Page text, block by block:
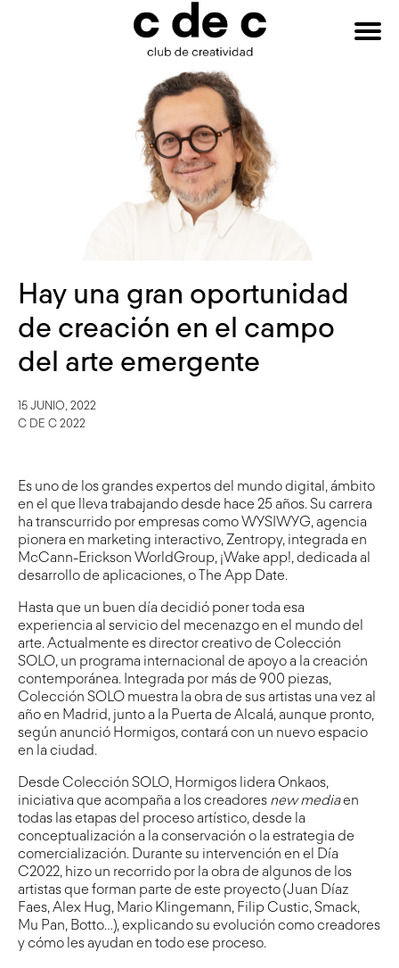
HAZTE
Hay una gran oportunidad
de creación en el campo
del arte emergente
15 JUNIO, 2022
C DE C 2022
Es uno de los grandes expertos del mundo digital, ámbito
en el que lleva trabajando desde hace 25 años. Su carrera
ha transcurrido por empresas como WYSIWYG, agencia
pionera en marketing interactivo, Zentropy, integrada en
McCann-Erickson WorldGroup, ¡Wake app!, dedicada al
desarrollo de aplicaciones, o The App Date.
Hasta que un buen día decidió poner toda esa
experiencia al servicio del mecenazgo en el mundo del
arte. Actualmente es director creativo de Colección
SOLO, un programa internacional de apoyo a la creación
contemporánea. Integrada por más de 900 piezas,
Colección SOLO muestra la obra de sus artistas una vez al
año en Madrid, junto a la Puerta de Alcalá, aunque pronto,
según anunció Hormigos, contará con un nuevo espacio
en la ciudad.
Desde Colección SOLO, Hormigos lidera Onkaos,
iniciativa que acompaña a los creadores new mediaen
todas las etapas del proceso artístico, desde la
conceptualización a la conservación o la estrategia de
comercialización. Durante su intervención en el Día
C2022, hizo un recorrido por la obra de algunos de los
artistas que forman parte de este proyecto (Juan Díaz
Faes, Alex Hug, Mario Klingemann, Filip Custic, Smack,
Mu Pan, Botto…), explicando su evolución como creadores
y cómo les ayudan en todo ese proceso.